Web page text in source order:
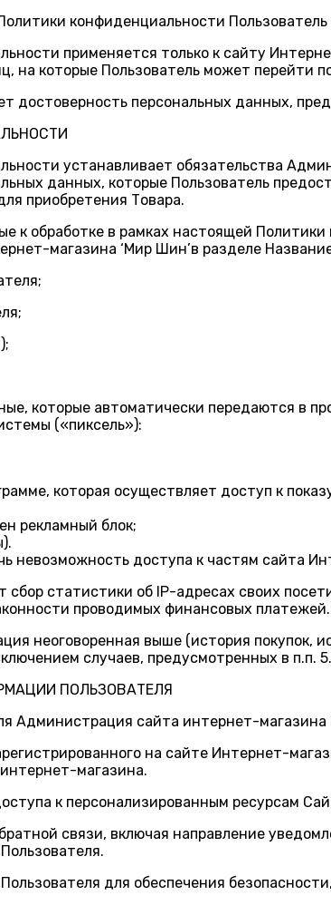
конфиденциальности
применяется только к сайту
на которые Пользователь может перейти
достоверность персональных данных,
устанавливает обязательства
данных, которые Пользователь
приобретения Товара.
к обработке в рамках настоящей
магазина ‘Мир Шин’в разделе
которые автоматически передаются в
(«пиксель»):
которая осуществляет доступ к
рекламный блок;
невозможность доступа к частям сайта
статистики об IP-адресах своих
проводимых финансовых платежей.
неоговоренная выше (история
случаев, предусмотренных в п.п.
ПОЛЬЗОВАТЕЛЯ
Администрация сайта интернет-магазина
на сайте Интернет-
магазина.
к персонализированным ресурсам
связи, включая направление
для обеспечения